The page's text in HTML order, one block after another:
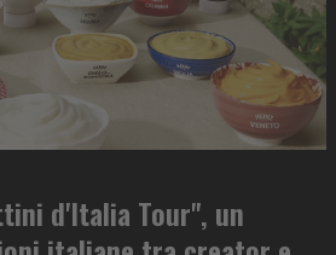
d'Italia Tour", un